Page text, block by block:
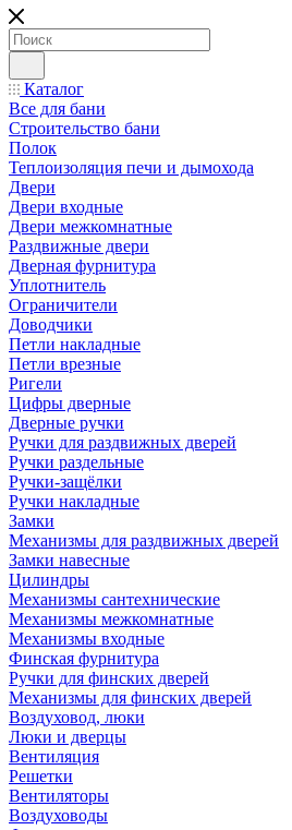
Каталог
Все для бани
Строительство бани
Полок
Теплоизоляция печи и дымохода
Двери
Двери входные
Двери межкомнатные
Раздвижные двери
Дверная фурнитура
Уплотнитель
Ограничители
Доводчики
Петли накладные
Петли врезные
Ригели
Цифры дверные
Дверные ручки
Ручки для раздвижных дверей
Ручки раздельные
Ручки-защёлки
Ручки накладные
Замки
Механизмы для раздвижных дверей
Замки навесные
Цилиндры
Механизмы сантехнические
Механизмы межкомнатные
Механизмы входные
Финская фурнитура
Ручки для финских дверей
Механизмы для финских дверей
Воздуховод, люки
Люки и дверцы
Вентиляция
Решетки
Вентиляторы
Воздуховоды